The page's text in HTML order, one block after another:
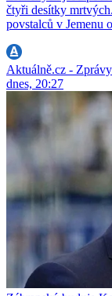
čtyři desítky
povstalců v Jemenu
Aktuálně.cz - Zprávy
dnes, 20:27